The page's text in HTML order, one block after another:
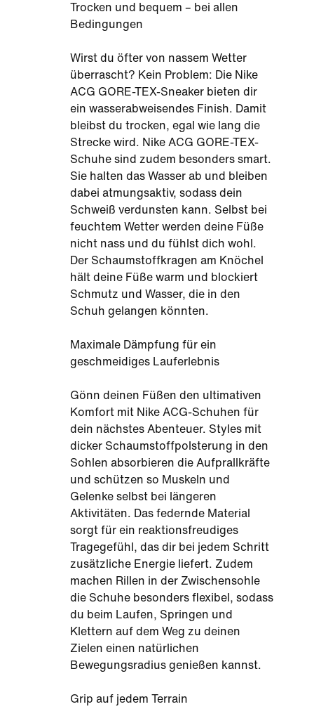
Trocken und bequem – bei allen
Bedingungen
Wirst du öfter von nassem Wetter
überrascht? Kein Problem: Die Nike
ACG GORE-TEX-Sneaker bieten dir
ein wasserabweisendes Finish. Damit
bleibst du trocken, egal wie lang die
Strecke wird. Nike ACG GORE-TEX-
Schuhe sind zudem besonders smart.
Sie halten das Wasser ab und bleiben
dabei atmungsaktiv, sodass dein
Schweiß verdunsten kann. Selbst bei
feuchtem Wetter werden deine Füße
nicht nass und du fühlst dich wohl.
Der Schaumstoffkragen am Knöchel
hält deine Füße warm und blockiert
Schmutz und Wasser, die in den
Schuh gelangen könnten.
Maximale Dämpfung für ein
geschmeidiges Lauferlebnis
Gönn deinen Füßen den ultimativen
Komfort mit Nike ACG-Schuhen für
dein nächstes Abenteuer. Styles mit
dicker Schaumstoffpolsterung in den
Sohlen absorbieren die Aufprallkräfte
und schützen so Muskeln und
Gelenke selbst bei längeren
Aktivitäten. Das federnde Material
sorgt für ein reaktionsfreudiges
Tragegefühl, das dir bei jedem Schritt
zusätzliche Energie liefert. Zudem
machen Rillen in der Zwischensohle
die Schuhe besonders flexibel, sodass
du beim Laufen, Springen und
Klettern auf dem Weg zu deinen
Zielen einen natürlichen
Bewegungsradius genießen kannst.
Grip auf jedem Terrain